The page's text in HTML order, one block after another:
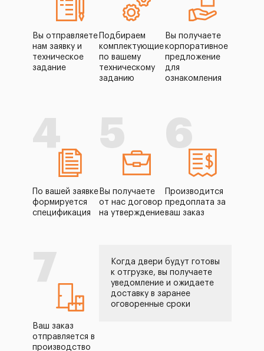
Вы отправляете
нам заявку и
техническое
задание
Подбираем
комплектующие
по вашему
техническому
заданию
Вы получаете
корпоративное
предложение
для
ознакомления
4
По вашей заявке
формируется
спецификация
5
Вы получаете
от нас договор
на утверждение
6
Производится
предоплата за
ваш заказ
7
Ваш заказ
отправляется в
производство
Когда двери будут готовы
к отгрузке, вы получаете
уведомление и ожидаете
доставку в заранее
оговоренные сроки